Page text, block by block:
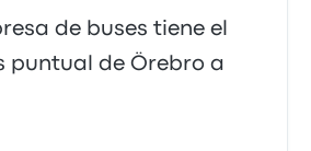
de buses tiene el
puntual de Örebro a